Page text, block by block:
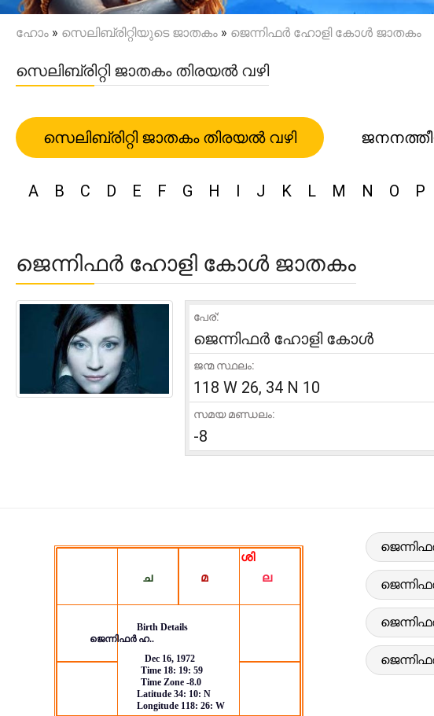
ഹോം » സെലിബ്രിറ്റിയുടെ ജാതകം » ജെന്നിഫർ ഹോളി കോൾ ജാതകം
സെലിബ്രിറ്റി ജാതകം തിരയൽ വഴി
സെലിബ്രിറ്റി ജാതകം തിരയൽ വഴി
A B C D E F G H I J K L M N O P
ജെന്നിഫർ ഹോളി കോൾ ജാതകം
പേര്:
ജെന്നിഫർ ഹോളി കോൾ
ജന്മ സ്ഥലം:
118 W 26, 34 N 10
സമയ മണ്ഡലം:
-8